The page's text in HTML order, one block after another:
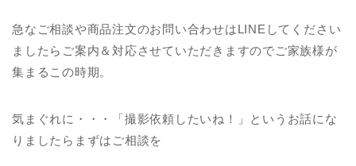
急なご相談や商品注文のお問い合わせはLINEしてください
ましたらご案内＆対応させていただきますのでご家族様が
集まるこの時期。
気まぐれに・・・「撮影依頼したいね！」というお話にな
りましたらまずはご相談を